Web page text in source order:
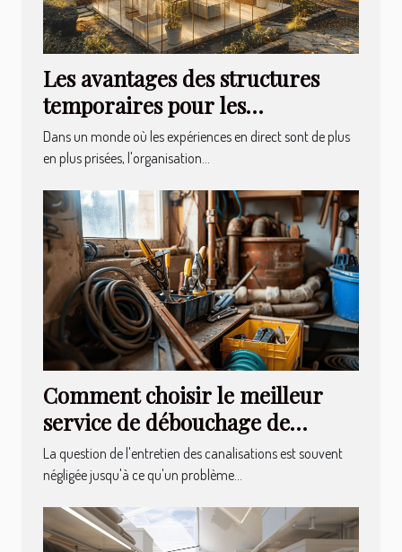
Les avantages des structures
temporaires pour les
événements extérieurs
Dans un monde où les expériences en direct sont de plus
en plus prisées, l'organisation...
Comment choisir le meilleur
service de débouchage de
canalisations
La question de l'entretien des canalisations est souvent
négligée jusqu'à ce qu'un problème...